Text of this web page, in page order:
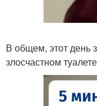
В общем, этот день
злосчастном